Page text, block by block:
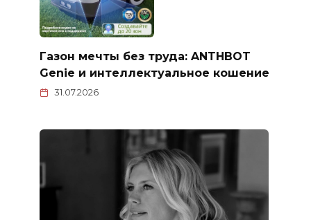
Газон мечты без труда: ANTHBOT
Genie и интеллектуальное кошение
31.07.2026